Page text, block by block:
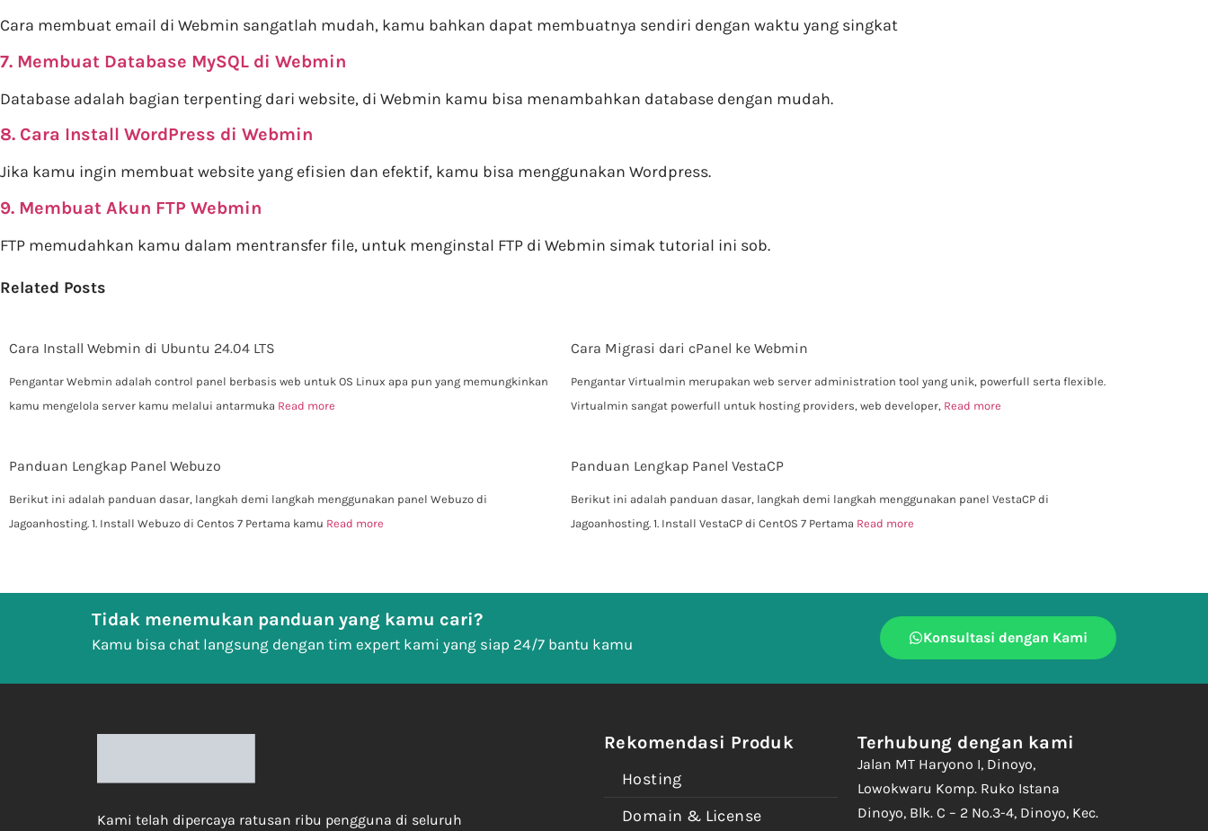
Cara membuat email di Webmin sangatlah mudah, kamu bahkan dapat membuatnya sendiri dengan waktu yang singkat
7. Membuat Database MySQL di Webmin
Database adalah bagian terpenting dari website, di Webmin kamu bisa menambahkan database dengan mudah.
8. Cara Install WordPress di Webmin
Jika kamu ingin membuat website yang efisien dan efektif, kamu bisa menggunakan Wordpress.
9. Membuat Akun FTP Webmin
FTP memudahkan kamu dalam mentransfer file, untuk menginstal FTP di Webmin simak tutorial ini sob.
Related Posts
Cara Install Webmin di Ubuntu 24.04 LTS
Pengantar Webmin adalah control panel berbasis web untuk OS Linux apa pun yang memungkinkan
kamu mengelola server kamu melalui antarmuka Read more
Cara Migrasi dari cPanel ke Webmin
Pengantar Virtualmin merupakan web server administration tool yang unik, powerfull serta flexible.
Virtualmin sangat powerfull untuk hosting providers, web developer, Read more
Panduan Lengkap Panel Webuzo
Berikut ini adalah panduan dasar, langkah demi langkah menggunakan panel Webuzo di
Jagoanhosting. 1. Install Webuzo di Centos 7 Pertama kamu Read more
Panduan Lengkap Panel VestaCP
Berikut ini adalah panduan dasar, langkah demi langkah menggunakan panel VestaCP di
Jagoanhosting. 1. Install VestaCP di CentOS 7 Pertama Read more
Tidak menemukan panduan yang kamu cari?
Kamu bisa chat langsung dengan tim expert kami yang siap 24/7 bantu kamu Konsultasi dengan Kami
Kami telah dipercaya ratusan ribu pengguna di seluruh
Rekomendasi Produk
Hosting
Domain & License
Terhubung dengan kami
Jalan MT Haryono I, Dinoyo,
Lowokwaru Komp. Ruko Istana
Dinoyo, Blk. C – 2 No.3-4, Dinoyo, Kec.